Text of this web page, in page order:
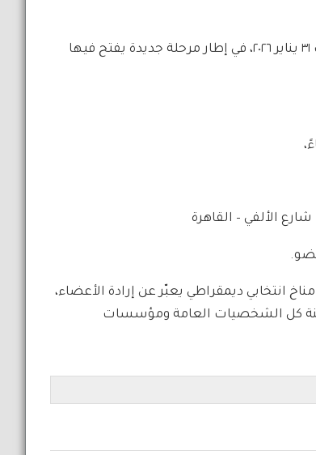
تُعلن اللجنة العليا للانتخابات عن انطلاق عملية التصويت غدًا السبت ٣١ يناير ٢٠٢٦، في إطار مرحلة جديدة يفتح فيها
الألفي – القاهرة
انتخابي ديمقراطي يعبّر عن إرادة الأعضاء،
كل الشخصيات العامة ومؤسسات